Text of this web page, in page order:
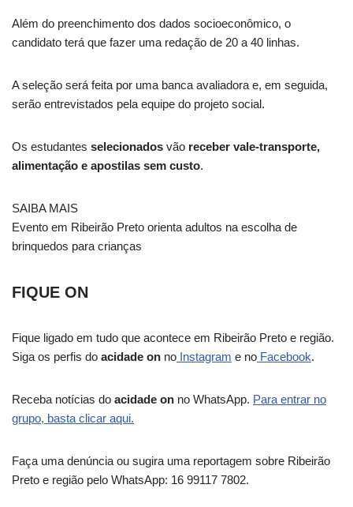
Além do preenchimento dos dados socioeconômico, o
candidato terá que fazer uma redação de 20 a 40 linhas.
A seleção será feita por uma banca avaliadora e, em seguida,
serão entrevistados pela equipe do projeto social.
Os estudantes selecionados vão receber vale-transporte,
alimentação e apostilas sem custo.
SAIBA MAIS
Evento em Ribeirão Preto orienta adultos na escolha de
brinquedos para crianças
FIQUE ON
Fique ligado em tudo que acontece em Ribeirão Preto e região.
Siga os perfis do acidade on no Instagram e no Facebook.
Receba notícias do acidade on no WhatsApp. Para entrar no
grupo, basta clicar aqui.
Faça uma denúncia ou sugira uma reportagem sobre Ribeirão
Preto e região pelo WhatsApp: 16 99117 7802.